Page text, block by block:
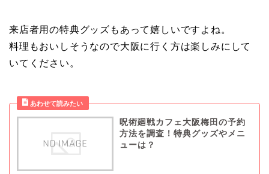
来店者用の特典グッズもあって嬉しいですよね。
料理もおいしそうなので大阪に行く方は楽しみにして
いてください。
呪術廻戦カフェ大阪梅田の予約
方法を調査！特典グッズやメニ
ューは？